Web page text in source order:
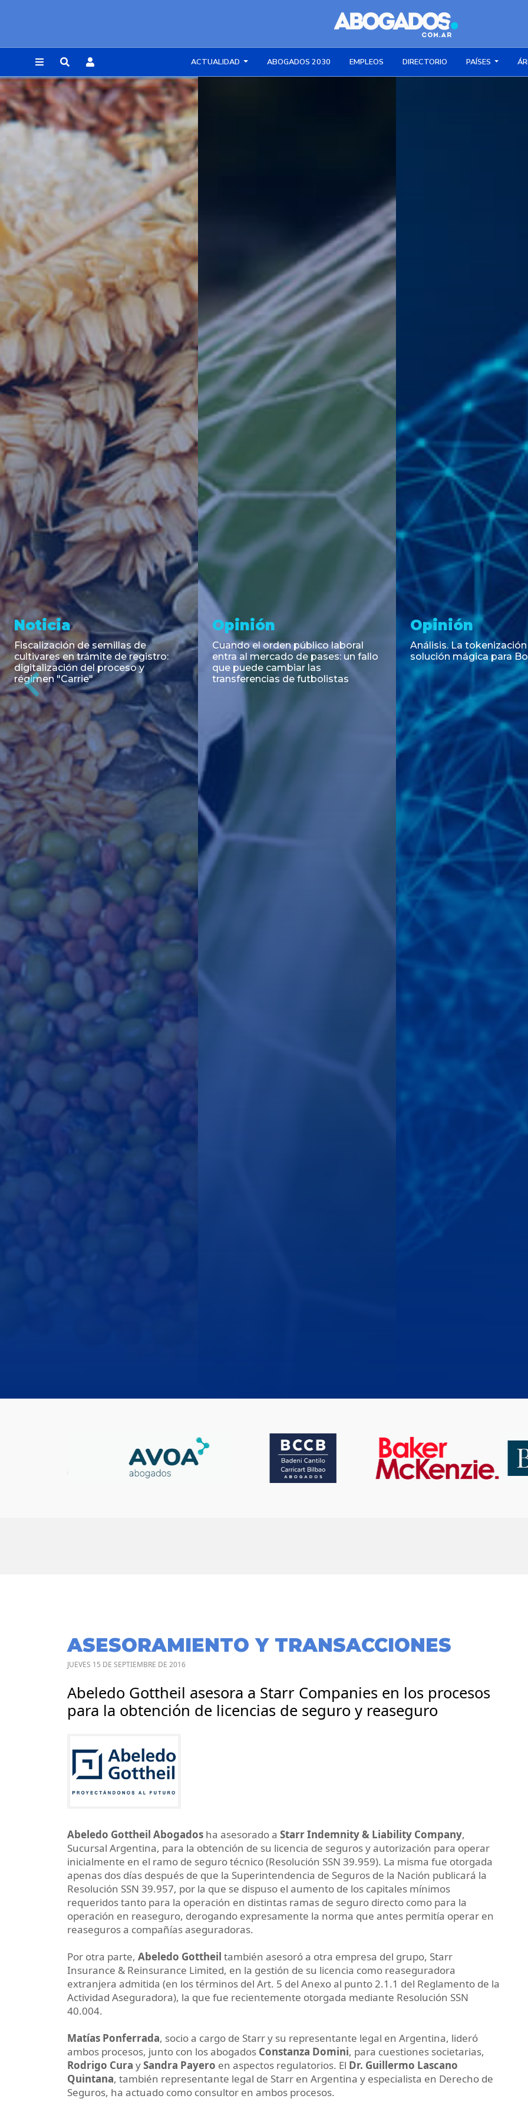
ACTUALIDAD ABOGADOS 2030 EMPLEOS DIRECTORIO PAÍSES
REGISTRARSE
Asesoramiento y
Transacciones
PAGBAM asesoró a Cencosud S.A.
y a los agentes colocadores en la
emisión del Fideicomiso Financiero
Cencosud Serie LIX bajo el régimen
de autorización automática para
em...
Asesoramiento y
Transacciones
Clifford Chance asesora la
reapertura de una emisión de
bonos senior por US$ 200 millones
Asesoramiento
Transacciones
La Provincia del
exitosamente sus Títulos
con vencimiento en
mercado internacional
Previous
ASESORAMIENTO Y TRANSACCIONES
JUEVES 15 DE SEPTIEMBRE DE 2016
Abeledo Gottheil asesora a Starr Companies en los procesos
para la obtención de licencias de seguro y reaseguro
Abeledo Gottheil Abogados ha asesorado a Starr Indemnity & Liability Company,
Sucursal Argentina, para la obtención de su licencia de seguros y autorización para operar
inicialmente en el ramo de seguro técnico (Resolución SSN 39.959). La misma fue otorgada
apenas dos días después de que la Superintendencia de Seguros de la Nación publicará la
Resolución SSN 39.957, por la que se dispuso el aumento de los capitales mínimos
requeridos tanto para la operación en distintas ramas de seguro directo como para la
operación en reaseguro, derogando expresamente la norma que antes permitía operar en
reaseguros a compañías aseguradoras.
Por otra parte, Abeledo Gottheil también asesoró a otra empresa del grupo, Starr
Insurance & Reinsurance Limited, en la gestión de su licencia como reaseguradora
extranjera admitida (en los términos del Art. 5 del Anexo al punto 2.1.1 del Reglamento de la
Actividad Aseguradora), la que fue recientemente otorgada mediante Resolución SSN
40.004.
Matías Ponferrada, socio a cargo de Starr y su representante legal en Argentina, lideró
ambos procesos, junto con los abogados Constanza Domini, para cuestiones societarias,
Rodrigo Cura ySandra Payero en aspectos regulatorios. El Dr. Guillermo Lascano
Quintana, también representante legal de Starr en Argentina y especialista en Derecho de
Seguros, ha actuado como consultor en ambos procesos.